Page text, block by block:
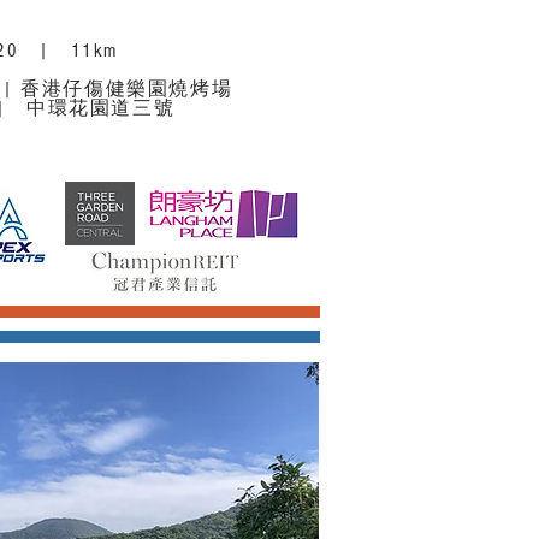
| 11km
| 香港仔傷健樂園燒烤場
| 中環花園道三號